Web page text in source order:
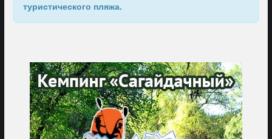
туристического пляжа.